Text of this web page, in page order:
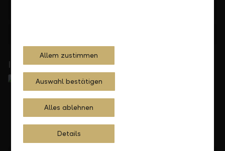
In Ihrer Nähe
Allem zustimmen
Auswahl bestätigen
Alles ablehnen
Details